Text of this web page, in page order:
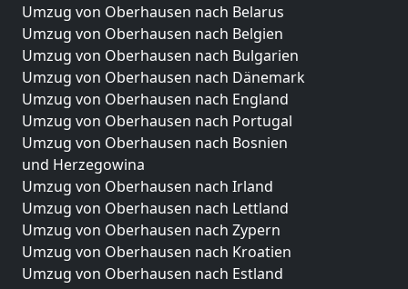
Umzug von Oberhausen nach Belarus
Umzug von Oberhausen nach Belgien
Umzug von Oberhausen nach Bulgarien
Umzug von Oberhausen nach Dänemark
Umzug von Oberhausen nach England
Umzug von Oberhausen nach Portugal
Umzug von Oberhausen nach Bosnien
und Herzegowina
Umzug von Oberhausen nach Irland
Umzug von Oberhausen nach Lettland
Umzug von Oberhausen nach Zypern
Umzug von Oberhausen nach Kroatien
Umzug von Oberhausen nach Estland